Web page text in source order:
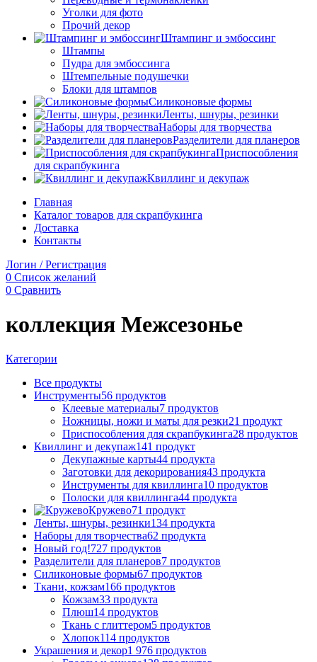
Уголки для фото
Прочий декор
Штампинг и эмбоссинг
Штампы
Пудра для эмбоссинга
Штемпельные подушечки
Блоки для штампов
Силиконовые формы
Ленты, шнуры, резинки
Наборы для творчества
Разделители для планеров
Приспособления
для скрапбукинга
Квиллинг и декупаж
Главная
Каталог товаров для скрапбукинга
Доставка
Контакты
Логин / Регистрация
0 Список желаний
0 Сравнить
коллекция Межсезонье
Категории
Все продукты
Инструменты56 продуктов
Клеевые материалы7 продуктов
Ножницы, ножи и маты для резки21 продукт
Приспособления для скрапбукинга28 продуктов
Квиллинг и декупаж141 продукт
Декупажные карты44 продукта
Заготовки для декорирования43 продукта
Инструменты для квиллинга10 продуктов
Полоски для квиллинга44 продукта
Кружево71 продукт
Ленты, шнуры, резинки134 продукта
Наборы для творчества62 продукта
Новый год!727 продуктов
Разделители для планеров7 продуктов
Силиконовые формы67 продуктов
Ткани, кожзам166 продуктов
Кожзам33 продукта
Плюш14 продуктов
Ткань с глиттером5 продуктов
Хлопок114 продуктов
Украшения и декор1 976 продуктов